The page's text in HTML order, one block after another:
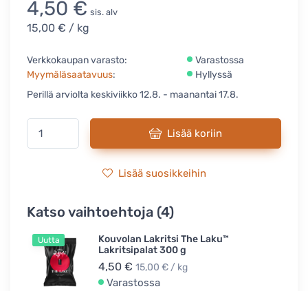
4,50 € sis. alv
15,00 € / kg
Verkkokaupan varasto:
Varastossa
Myymäläsaatavuus:
Hyllyssä
Perillä arviolta keskiviikko 12.8. - maanantai 17.8.
Lisää koriin
Lisää suosikkeihin
Katso vaihtoehtoja (4)
Uutta
Kouvolan Lakritsi The Laku™
Lakritsipalat 300 g
4,50 € 15,00 € / kg
Varastossa